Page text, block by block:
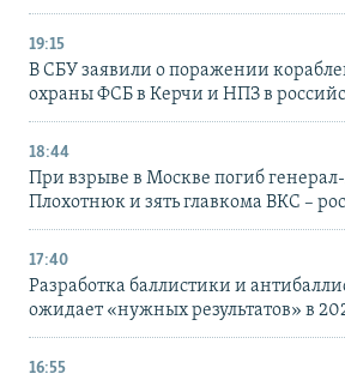
19:15
В СБУ заявили о поражении
охраны ФСБ в Керчи и НПЗ в
18:44
При взрыве в Москве погиб
Плохотнюк и зять главкома ВКС –
17:40
Разработка баллистики и
ожидает «нужных результатов» в
16:55